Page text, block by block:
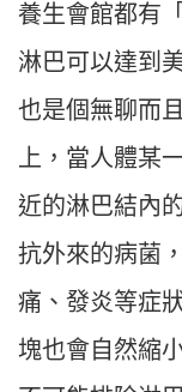
養生會館都有
淋巴可以達到
也是個無聊而
上，當人體某
近的淋巴結內
抗外來的病菌
痛、發炎等症
塊也會自然縮